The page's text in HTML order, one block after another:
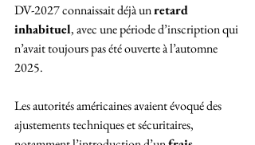
DV-2027 connaissait déjà un retard
inhabituel, avec une période d’inscription qui
n’avait toujours pas été ouverte à l’automne
2025.
Les autorités américaines avaient évoqué des
ajustements techniques et sécuritaires,